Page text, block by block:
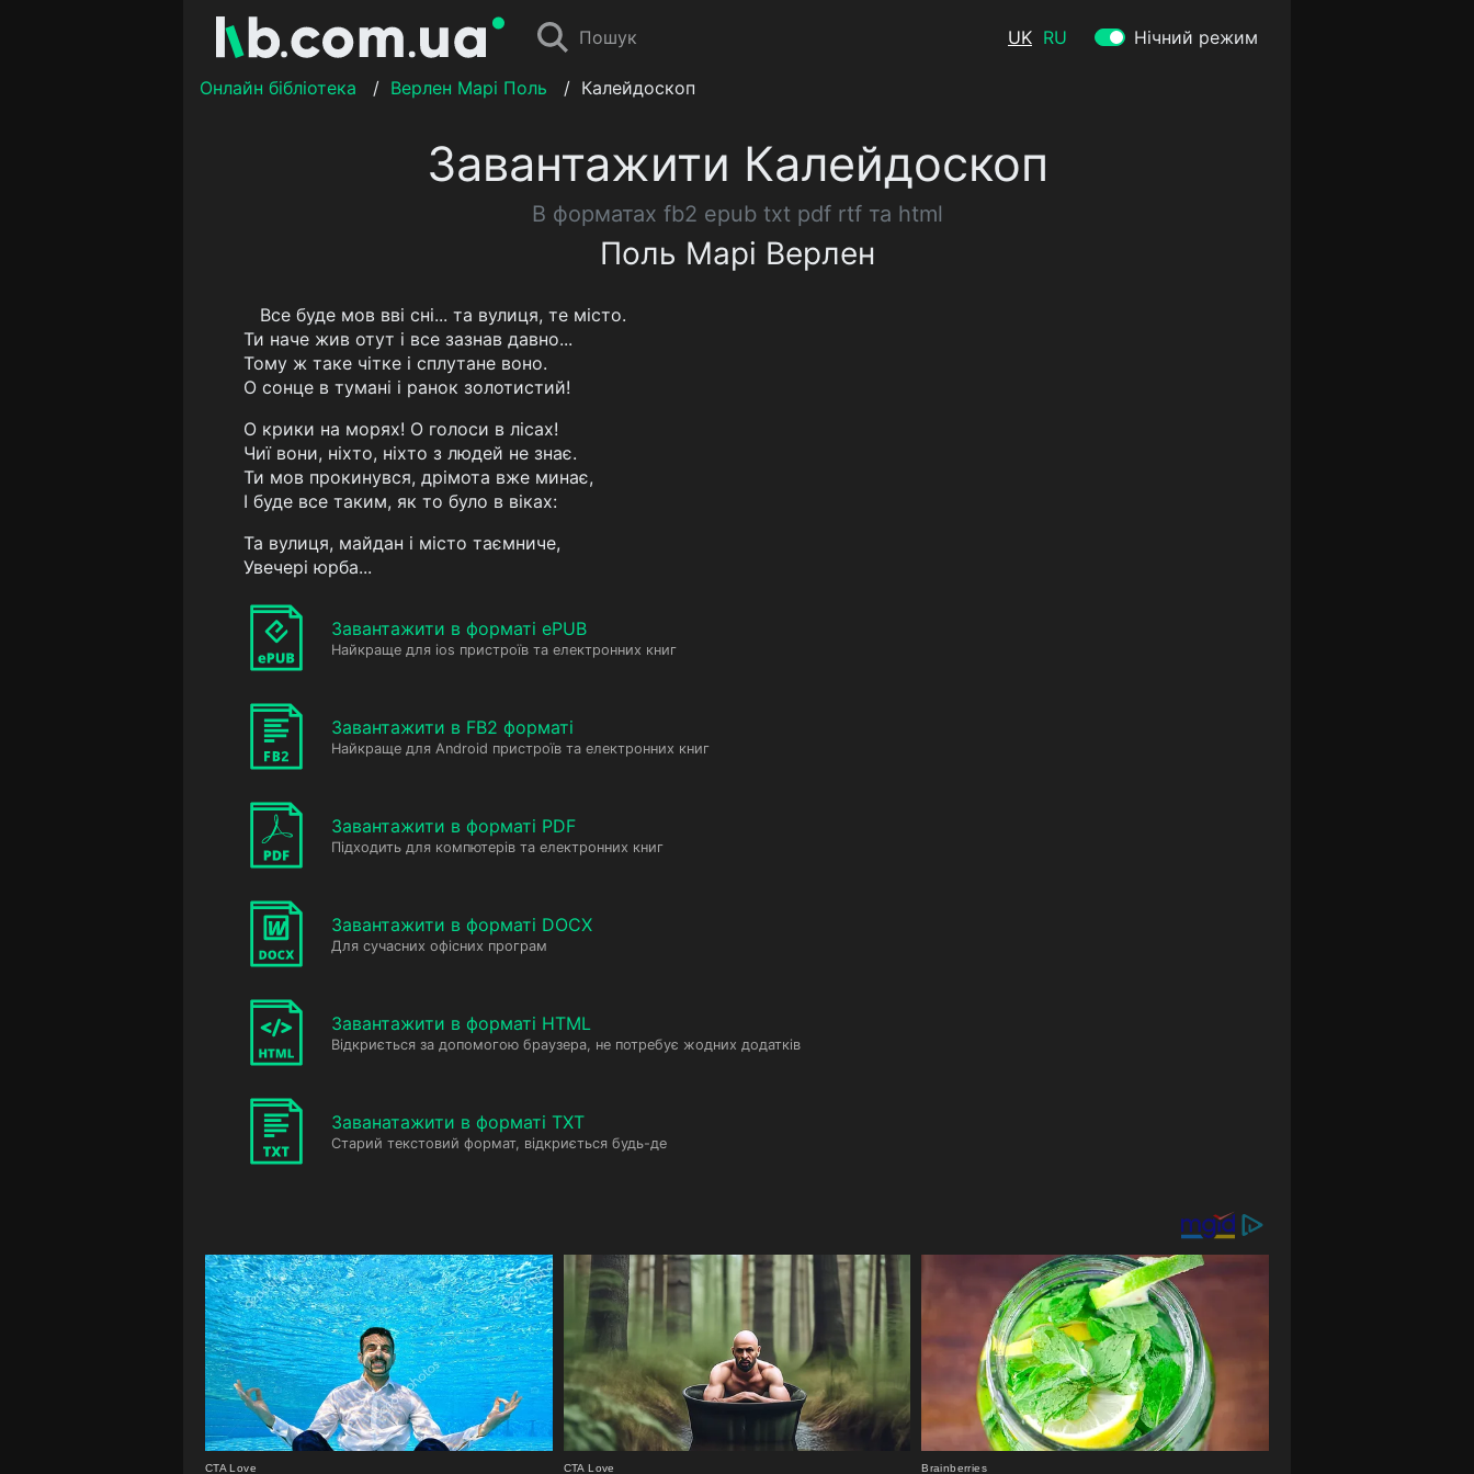
Пошук UK RU Нічний режим
Онлайн бібліотека / Верлен Марі Поль / Калейдоскоп
Завантажити Калейдоскоп
В форматах fb2 epub txt pdf rtf та html
Поль Марі Верлен
Все буде мов вві сні... та вулиця, те місто.
Ти наче жив отут і все зазнав давно...
Тому ж таке чітке і сплутане воно.
О сонце в тумані і ранок золотистий!
О крики на морях! О голоси в лісах!
Чиї вони, ніхто, ніхто з людей не знає.
Ти мов прокинувся, дрімота вже минає,
І буде все таким, як то було в віках:
Та вулиця, майдан і місто таємниче,
Увечері юрба...
Завантажити в форматі ePUB
Найкраще для ios пристроїв та електронних книг
Завантажити в FB2 форматі
Найкраще для Android пристроїв та електронних книг
Завантажити в форматі PDF
Підходить для компютерів та електронних книг
Завантажити в форматі DOCX
Для сучасних офісних програм
Завантажити в форматі HTML
Відкриється за допомогою браузера, не потребує жодних додатків
Заванатажити в форматі TXT
Старий текстовий формат, відкриється будь-де